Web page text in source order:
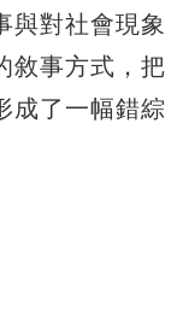
與對社會現象
敘事方式，把
成了一幅錯綜